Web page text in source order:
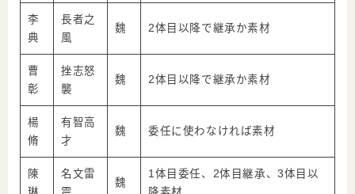
李
典
長者之
風
魏 2体目以降で継承か素材
曹
彰
挫志怒
襲
魏 2体目以降で継承か素材
楊
脩
有智高
才
魏 委任に使わなければ素材
陳
名文雷
魏
1体目委任、2体目継承、3体目以